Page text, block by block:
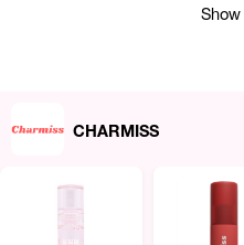
● ขนาด 2.4 g
CHARMISS